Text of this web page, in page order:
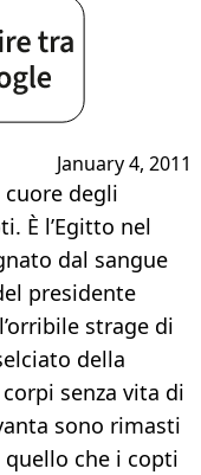
January 4, 2011
degli
È l’Egitto nel
dal sangue
presidente
strage di
della
senza vita di
sono rimasti
che i copti